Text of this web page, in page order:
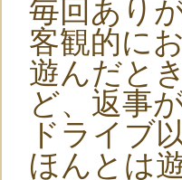
毎回あり
客観的に
遊んだと
ど、返事
ドライブ
ほんとは